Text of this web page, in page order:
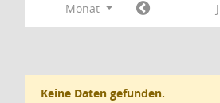
Monat
Keine Daten gefunden.